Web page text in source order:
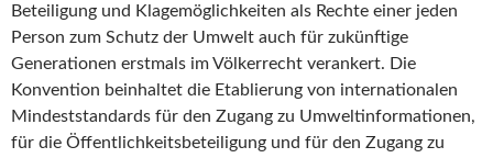
Beteiligung und Klagemöglichkeiten als Rechte einer jeden
Person zum Schutz der Umwelt auch für zukünftige
Generationen erstmals im Völkerrecht verankert. Die
Konvention beinhaltet die Etablierung von internationalen
Mindeststandards für den Zugang zu Umweltinformationen,
für die Öffentlichkeitsbeteiligung und für den Zugang zu